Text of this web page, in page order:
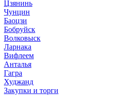
Цзянинь
Чунцин
Баоцзи
Бобруйск
Волковыск
Ларнака
Вифлеем
Анталья
Гагра
Худжанд
Закупки и торги